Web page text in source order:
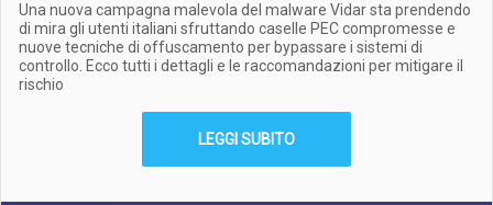
Una nuova campagna malevola del malware Vidar sta prendendo
di mira gli utenti italiani sfruttando caselle PEC compromesse e
nuove tecniche di offuscamento per bypassare i sistemi di
controllo. Ecco tutti i dettagli e le raccomandazioni per mitigare il
rischio
LEGGI SUBITO